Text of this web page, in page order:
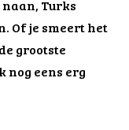
naan, Turks
Of je smeert het
grootste
nog eens erg